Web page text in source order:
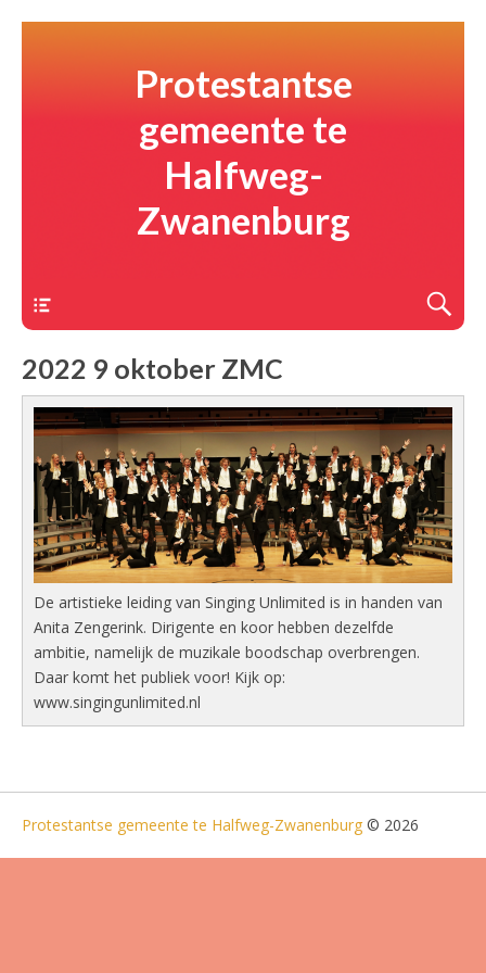
Protestantse
gemeente te
Halfweg-
Zwanenburg
2022 9 oktober ZMC
De artistieke leiding van Singing Unlimited is in handen van
Anita Zengerink. Dirigente en koor hebben dezelfde
ambitie, namelijk de muzikale boodschap overbrengen.
Daar komt het publiek voor! Kijk op:
www.singingunlimited.nl
Protestantse gemeente te Halfweg-Zwanenburg © 2026